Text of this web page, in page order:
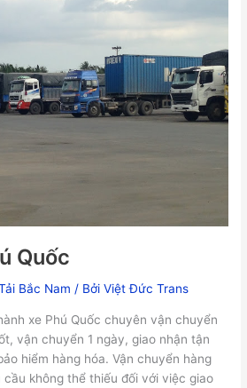
Quốc
Bắc Nam / BởiViệt Đức Trans
xe Phú Quốc chuyên vận chuyển
vận chuyển 1 ngày, giao nhận tận
hiểm hàng hóa. Vận chuyển hàng
cầu không thể thiếu đối với việc giao